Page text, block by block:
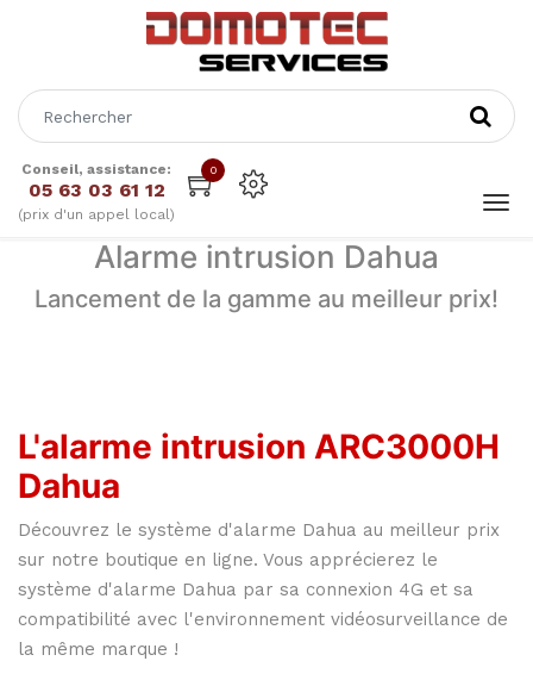
Conseil, assistance:
05 63 03 61 12
(prix d'un appel local)
0
Alarme intrusion Dahua
Lancement de la gamme au meilleur prix!
L'alarme intrusion ARC3000H
Dahua
Découvrez le système d'alarme Dahua au meilleur prix
sur notre boutique en ligne. Vous apprécierez le
système d'alarme Dahua par sa connexion 4G et sa
compatibilité avec l'environnement vidéosurveillance de
la même marque !